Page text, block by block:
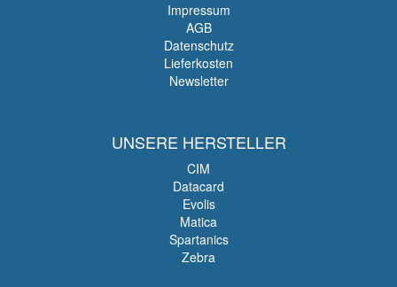
Impressum
AGB
Datenschutz
Lieferkosten
Newsletter
UNSERE HERSTELLER
CIM
Datacard
Evolis
Matica
Spartanics
Zebra